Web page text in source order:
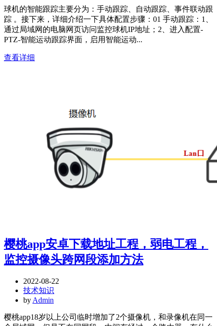
球机的智能跟踪主要分为：手动跟踪、自动跟踪、事件联动跟
踪 。接下来，详细介绍一下具体配置步骤：01 手动跟踪：1、
通过局域网的电脑网页访问监控球机IP地址；2、进入配置-
PTZ-智能运动跟踪界面，启用智能运动...
查看详细
樱桃app安卓下载地址工程，弱电工程，
监控摄像头跨网段添加方法
2022-08-22
技术知识
by Admin
樱桃app18岁以上公司临时增加了2个摄像机，和录像机在同一